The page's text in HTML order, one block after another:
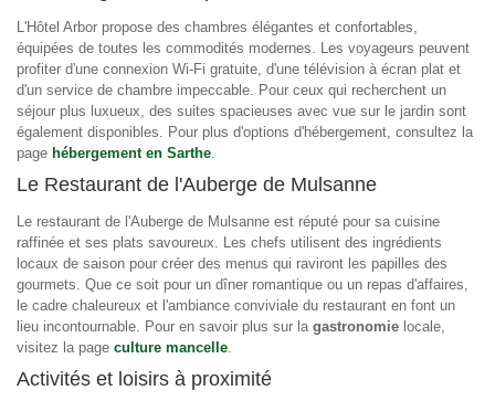
L'Hôtel Arbor propose des chambres élégantes et confortables,
équipées de toutes les commodités modernes. Les voyageurs peuvent
profiter d'une connexion Wi-Fi gratuite, d'une télévision à écran plat et
d'un service de chambre impeccable. Pour ceux qui recherchent un
séjour plus luxueux, des suites spacieuses avec vue sur le jardin sont
également disponibles. Pour plus d'options d'hébergement, consultez la
page hébergement en Sarthe.
Le Restaurant de l'Auberge de Mulsanne
Le restaurant de l'Auberge de Mulsanne est réputé pour sa cuisine
raffinée et ses plats savoureux. Les chefs utilisent des ingrédients
locaux de saison pour créer des menus qui raviront les papilles des
gourmets. Que ce soit pour un dîner romantique ou un repas d'affaires,
le cadre chaleureux et l'ambiance conviviale du restaurant en font un
lieu incontournable. Pour en savoir plus sur la gastronomie locale,
visitez la page culture mancelle.
Activités et loisirs à proximité